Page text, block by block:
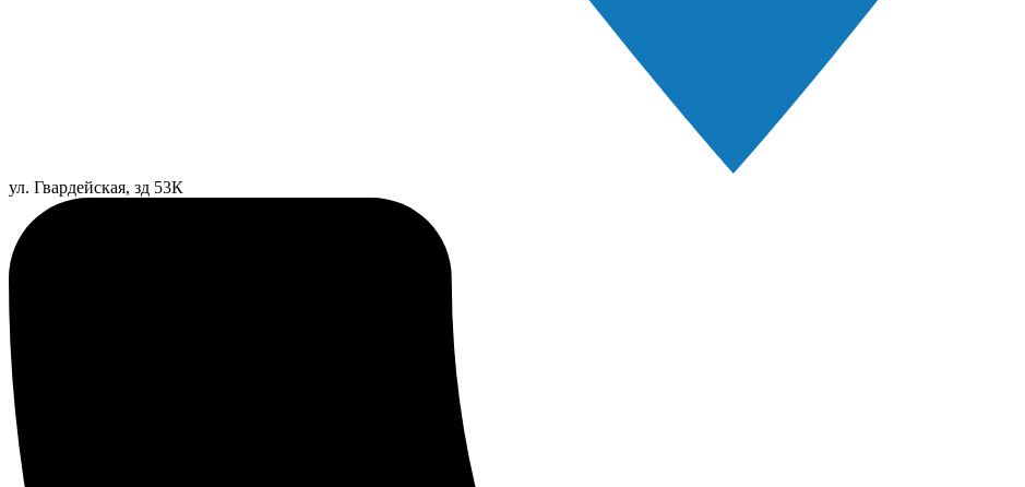
ул. Гвардейская, зд 53К